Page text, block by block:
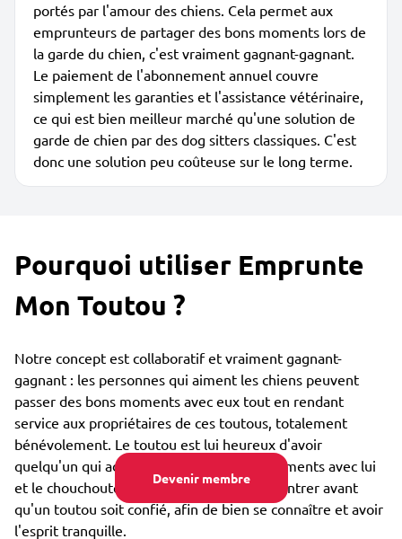
Devenir membre
portés par l'amour des chiens. Cela permet aux
emprunteurs de partager des bons moments lors de
la garde du chien, c'est vraiment gagnant-gagnant.
Le paiement de l'abonnement annuel couvre
simplement les garanties et l'assistance vétérinaire,
ce qui est bien meilleur marché qu'une solution de
garde de chien par des dog sitters classiques. C'est
donc une solution peu coûteuse sur le long terme.
Pourquoi utiliser Emprunte
Mon Toutou ?
Notre concept est collaboratif et vraiment gagnant-
gagnant : les personnes qui aiment les chiens peuvent
passer des bons moments avec eux tout en rendant
service aux propriétaires de ces toutous, totalement
bénévolement. Le toutou est lui heureux d'avoir
quelqu'un qui adore partager des bons moments avec lui
et le chouchouter. Vous pouvez vous rencontrer avant
qu'un toutou soit confié, afin de bien se connaître et avoir
l'esprit tranquille.